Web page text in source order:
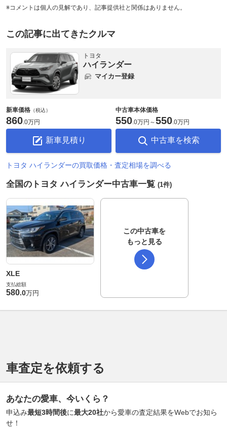
※コメントは個人の見解であり、記事提供社と関係はありません。
この記事に出てきたクルマ
トヨタ
ハイランダー
マイカー登録
新車価格 （税込）
860.0万円
新車見積り
中古車本体価格
550.0万円 ～550.0万円
中古車を検索
トヨタ ハイランダーの買取価格・査定相場を調べる
全国のトヨタ ハイランダー中古車一覧 (1件)
XLE
支払総額
580.0万円
この中古車を
もっと見る
車査定を依頼する
あなたの愛車、今いくら？
申込み最短3時間後に最大20社から愛車の査定結果をWebでお知ら
せ！